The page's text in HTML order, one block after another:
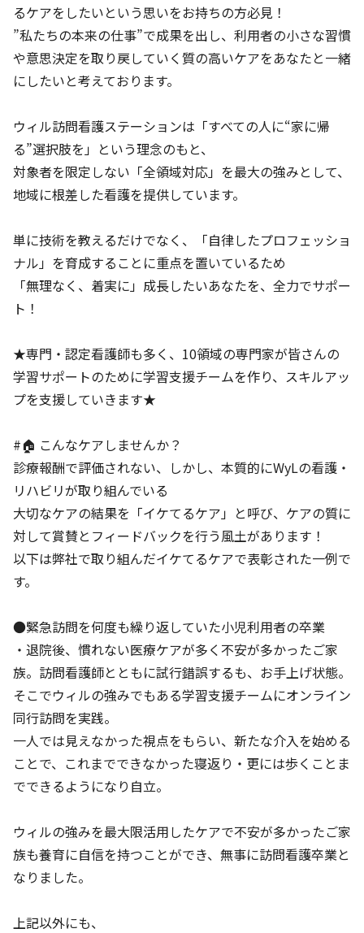
るケアをしたいという思いをお持ちの方必見！
”私たちの本来の仕事”で成果を出し、利用者の小さな習慣
や意思決定を取り戻していく質の高いケアをあなたと一緒
にしたいと考えております。
ウィル訪問看護ステーションは「すべての人に“家に帰
る”選択肢を」という理念のもと、
対象者を限定しない「全領域対応」を最大の強みとして、
地域に根差した看護を提供しています。
単に技術を教えるだけでなく、「自律したプロフェッショ
ナル」を育成することに重点を置いているため
「無理なく、着実に」成長したいあなたを、全力でサポー
ト！
★専門・認定看護師も多く、10領域の専門家が皆さんの
学習サポートのために学習支援チームを作り、スキルアッ
プを支援していきます★
#🏠 こんなケアしませんか？
診療報酬で評価されない、しかし、本質的にWyLの看護・
リハビリが取り組んでいる
大切なケアの結果を「イケてるケア」と呼び、ケアの質に
対して賞賛とフィードバックを行う風土があります！
以下は弊社で取り組んだイケてるケアで表彰された一例で
す。
●緊急訪問を何度も繰り返していた小児利用者の卒業
・退院後、慣れない医療ケアが多く不安が多かったご家
族。訪問看護師とともに試行錯誤するも、お手上げ状態。
そこでウィルの強みでもある学習支援チームにオンライン
同行訪問を実践。
一人では見えなかった視点をもらい、新たな介入を始める
ことで、これまでできなかった寝返り・更には歩くことま
でできるようになり自立。
ウィルの強みを最大限活用したケアで不安が多かったご家
族も養育に自信を持つことができ、無事に訪問看護卒業と
なりました。
上記以外にも、